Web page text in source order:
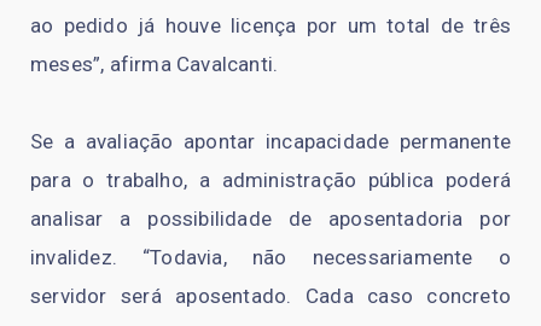
ao pedido já houve licença por um total de três
meses”, afirma Cavalcanti.
Se a avaliação apontar incapacidade permanente
para o trabalho, a administração pública poderá
analisar a possibilidade de aposentadoria por
invalidez. “Todavia, não necessariamente o
servidor será aposentado. Cada caso concreto